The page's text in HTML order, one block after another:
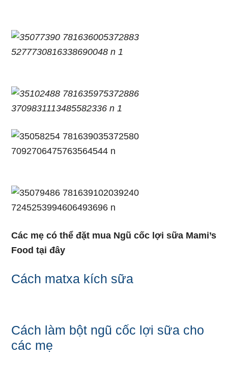
Các mẹ có thể đặt mua Ngũ cốc lợi sữa Mami’s
Food tại đây
Cách matxa kích sữa
Cách làm bột ngũ cốc lợi sữa cho
các mẹ